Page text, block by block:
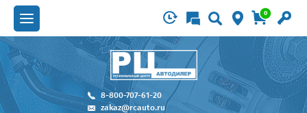
0
8-800-707-61-20
zakaz@rcauto.ru